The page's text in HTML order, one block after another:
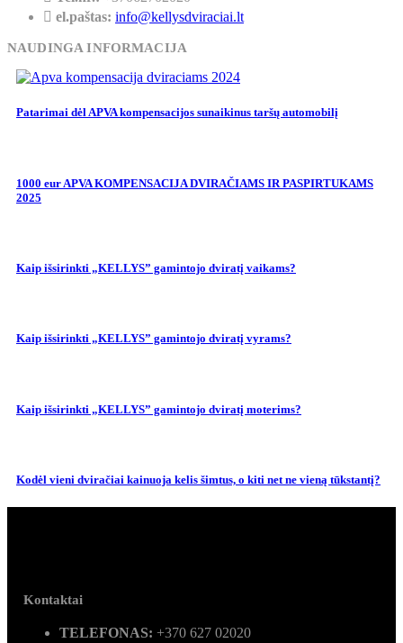
el.paštas: info@kellysdviraciai.lt
NAUDINGA INFORMACIJA
Patarimai dėl APVA kompensacijos sunaikinus taršų automobilį
1000 eur APVA KOMPENSACIJA DVIRAČIAMS IR PASPIRTUKAMS
2025
Kaip išsirinkti „KELLYS” gamintojo dviratį vaikams?
Kaip išsirinkti „KELLYS” gamintojo dviratį vyrams?
Kaip išsirinkti „KELLYS” gamintojo dviratį moterims?
Kodėl vieni dviračiai kainuoja kelis šimtus, o kiti net ne vieną tūkstantį?
Kontaktai
TELEFONAS: +370 627 02020